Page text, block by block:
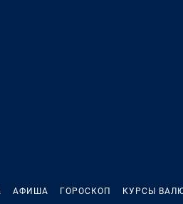
АФИША ГОРОСКОП КУРСЫ